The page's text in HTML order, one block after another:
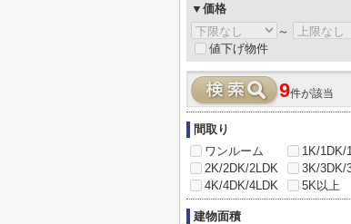
▼価格
～
値下げ物件
9件が該当
間取り
ワンルーム
1K/1DK/
2K/2DK/2LDK
3K/3DK/
4K/4DK/4LDK
5K以上
建物面積